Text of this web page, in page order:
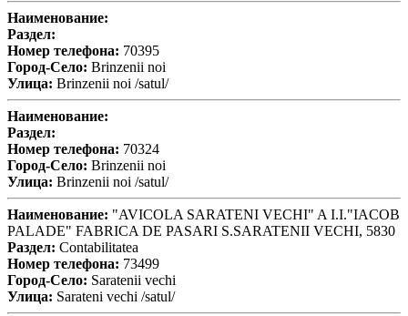
Наименование:
Раздел:
Номер телефона: 70395
Город-Село: Brinzenii noi
Улица: Brinzenii noi /satul/
Наименование:
Раздел:
Номер телефона: 70324
Город-Село: Brinzenii noi
Улица: Brinzenii noi /satul/
Наименование: "AVICOLA SARATENI VECHI" A I.I."IACOB
PALADE" FABRICA DE PASARI S.SARATENII VECHI, 5830
Раздел: Contabilitatea
Номер телефона: 73499
Город-Село: Saratenii vechi
Улица: Sarateni vechi /satul/